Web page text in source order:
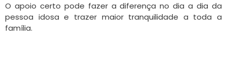
O apoio certo pode fazer a diferença no dia a dia da
pessoa idosa e trazer maior tranquilidade a toda a
família.